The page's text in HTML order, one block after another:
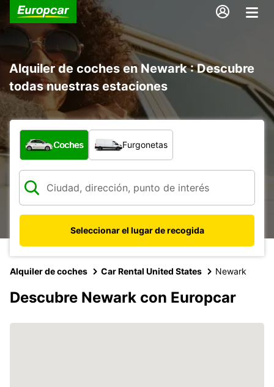
Alquiler de coches en Newark : Descubre
todas nuestras estaciones
¿Qué tipo de vehículo?
Coches Furgonetas
Seleccionar el lugar de recogida
Alquiler de coches Car Rental United States Newark
Descubre Newark con Europcar